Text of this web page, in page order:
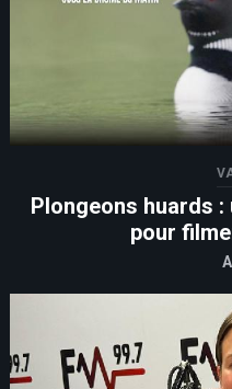
Plongeons huards :
pour